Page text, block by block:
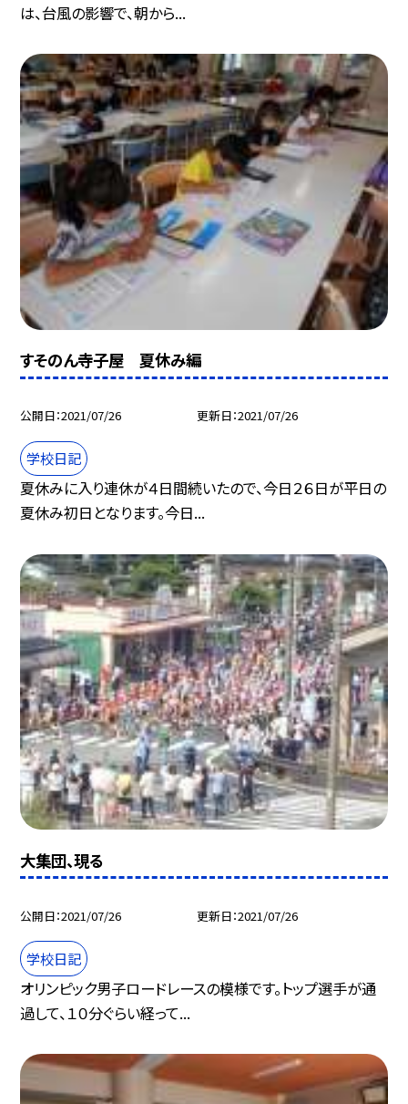
は、台風の影響で、朝から...
すそのん寺子屋 夏休み編
公開日 2021/07/26 更新日 2021/07/26
学校日記
夏休みに入り連休が４日間続いたので、今日２６日が平日の
夏休み初日となります。今日...
大集団、現る
公開日 2021/07/26 更新日 2021/07/26
学校日記
オリンピック男子ロードレースの模様です。トップ選手が通
過して、１０分ぐらい経って...